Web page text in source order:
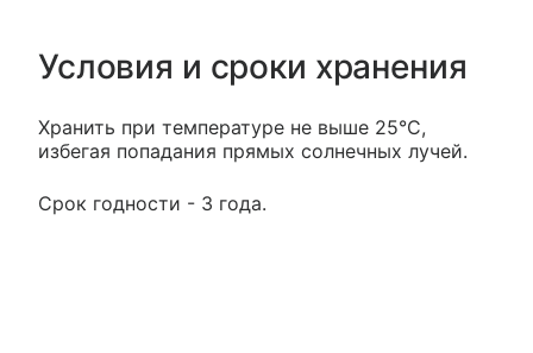
Условия и сроки хранения
Хранить при температуре не выше 25°С,
избегая попадания прямых солнечных лучей.
Срок годности - 3 года.